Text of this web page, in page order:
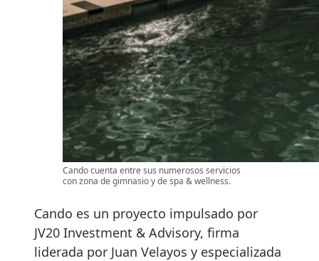
Cando cuenta entre sus numerosos servicios
con zona de gimnasio y de spa & wellness.
Cando es un proyecto impulsado por
JV20 Investment & Advisory, firma
liderada por Juan Velayos y especializada